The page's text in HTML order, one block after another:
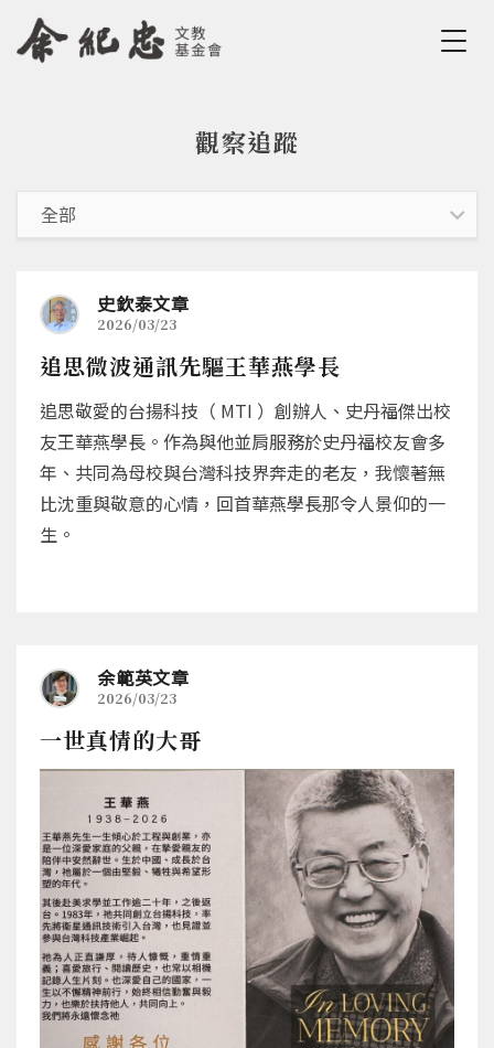
Jump to Navigation
Jump to Main content
觀察追蹤
史欽泰文章
2026/03/23
追思微波通訊先驅王華燕學長
追思敬愛的台揚科技（ MTI ）創辦人、史丹福傑出校
友王華燕學長。作為與他並肩服務於史丹福校友會多
年、共同為母校與台灣科技界奔走的老友，我懷著無
比沈重與敬意的心情，回首華燕學長那令人景仰的一
生。
余範英文章
2026/03/23
一世真情的大哥